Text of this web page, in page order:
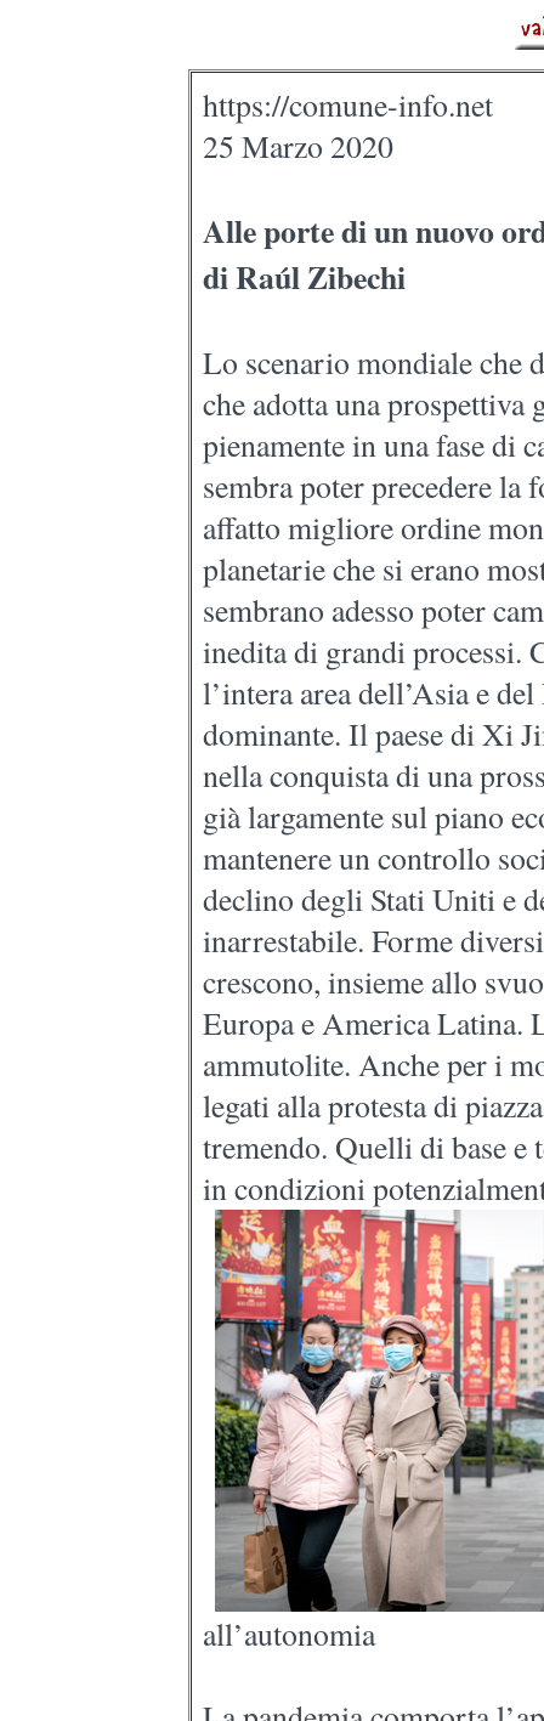
https://comune-info.net
25 Marzo 2020
Alle porte di un nuovo
di Raúl Zibechi
Lo scenario mondiale che
che adotta una prospettiva
pienamente in una fase di
sembra poter precedere la
affatto migliore ordine
planetarie che si erano
sembrano adesso poter
inedita di grandi processi.
l’intera area dell’Asia e
dominante. Il paese di Xi
nella conquista di una
già largamente sul piano
mantenere un controllo
declino degli Stati Uniti e
inarrestabile. Forme
crescono, insieme allo
Europa e America Latina.
ammutolite. Anche per i
legati alla protesta di
tremendo. Quelli di base
in condizioni
all’autonomia